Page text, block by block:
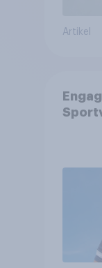
Artikel